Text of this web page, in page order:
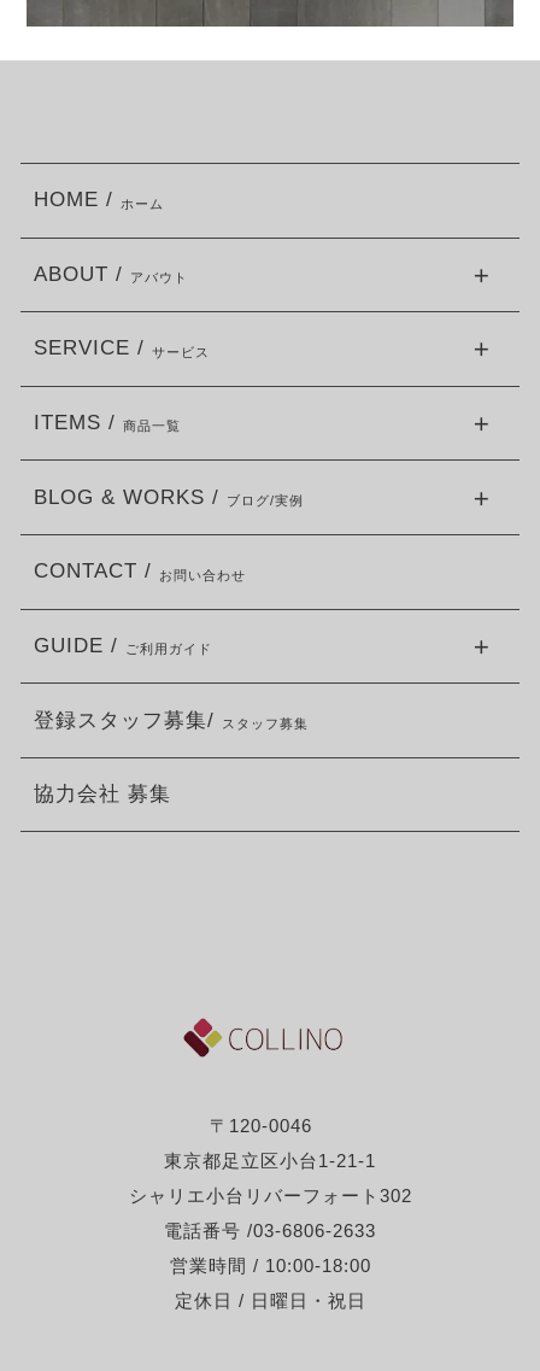
〒120-0046
東京都足立区小台1-21-1
シャリエ小台リバーフォート302
電話番号 /03-6806-2633
営業時間 / 10:00-18:00
定休日 / 日曜日・祝日
HOME / ホーム
ABOUT / アバウト
SERVICE / サービス
ITEMS / 商品一覧
BLOG & WORKS / ブログ/実例
CONTACT / お問い合わせ
GUIDE / ご利用ガイド
登録スタッフ募集/ スタッフ募集
協力会社 募集